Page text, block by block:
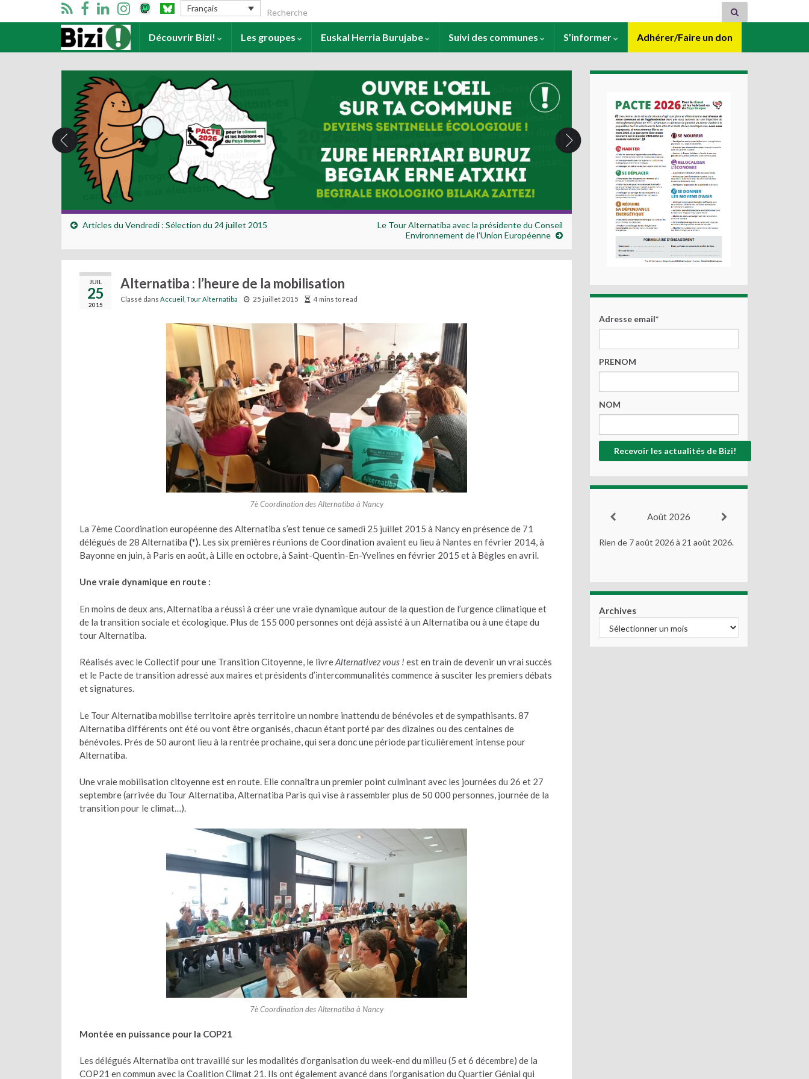
Français Search for:
Accueil Découvrir Bizi! Les groupes Euskal Herria Burujabe Suivi des communes S’informer Adhérer/Faire un don
Articles du Vendredi : Sélection du 24 juillet 2015
Le Tour Alternatiba avec la présidente du Conseil
Environnement de l’Union Européenne
JUIL
25
2015
Alternatiba : l’heure de la mobilisation
Classé dans Accueil Tour Alternatiba 25 juillet 2015 4 mins to read
7è Coordination des Alternatiba à Nancy
La 7ème Coordination européenne des Alternatiba s’est tenue ce samedi 25 juillet 2015 à Nancy en présence de 71
délégués de 28 Alternatiba (*) . Les six premières réunions de Coordination avaient eu lieu à Nantes en février 2014, à
Bayonne en juin, à Paris en août, à Lille en octobre, à Saint-Quentin-En-Yvelines en février 2015 et à Bègles en avril.
Une vraie dynamique en route :
En moins de deux ans, Alternatiba a réussi à créer une vraie dynamique autour de la question de l’urgence climatique et
de la transition sociale et écologique. Plus de 155 000 personnes ont déjà assisté à un Alternatiba ou à une étape du
tour Alternatiba.
Réalisés avec le Collectif pour une Transition Citoyenne, le livreAlternativez vous ! est en train de devenir un vrai succès
et le Pacte de transition adressé aux maires et présidents d’intercommunalités commence à susciter les premiers débats
et signatures.
Le Tour Alternatiba mobilise territoire après territoire un nombre inattendu de bénévoles et de sympathisants. 87
Alternatiba différents ont été ou vont être organisés, chacun étant porté par des dizaines ou des centaines de
bénévoles. Prés de 50 auront lieu à la rentrée prochaine, qui sera donc une période particulièrement intense pour
Alternatiba.
Une vraie mobilisation citoyenne est en route. Elle connaîtra un premier point culminant avec les journées du 26 et 27
septembre (arrivée du Tour Alternatiba, Alternatiba Paris qui vise à rassembler plus de 50 000 personnes, journée de la
transition pour le climat…).
7è Coordination des Alternatiba à Nancy
Montée en puissance pour la COP21
Les délégués Alternatiba ont travaillé sur les modalités d’organisation du week-end du milieu (5 et 6 décembre) de la
COP21 en commun avec la Coalition Climat 21. Ils ont également avancé dans l’organisation du Quartier Génial qui
Adresse email*
PRENOM
NOM
Août 2026
Rien de 7 août 2026 à 21 août 2026.
Archives